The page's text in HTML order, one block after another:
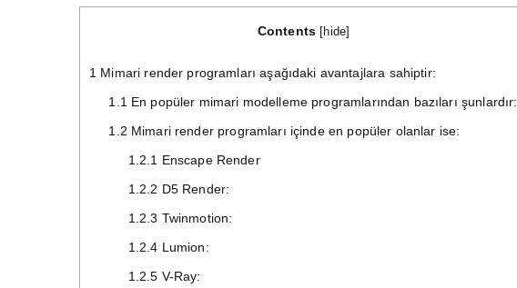
Contents [hide]
1 Mimari render programları aşağıdaki avantajlara sahiptir:
1.1En popüler mimari modelleme programlarından bazıları şunlardır:
1.2 Mimari render programları içinde en popüler olanlar ise:
1.2.1 Enscape Render
1.2.2 D5 Render:
1.2.3 Twinmotion:
1.2.4 Lumion:
1.2.5 V-Ray: